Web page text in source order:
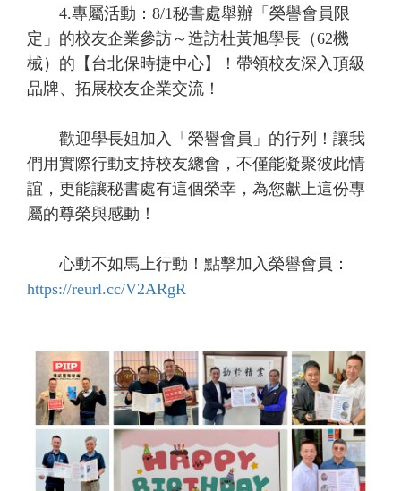
4.專屬活動：8/1秘書處舉辦「榮譽會員限
定」的校友企業參訪～造訪杜黃旭學長（62機
械）的【台北保時捷中心】！帶領校友深入頂級
品牌、拓展校友企業交流！
歡迎學長姐加入「榮譽會員」的行列！讓我
們用實際行動支持校友總會，不僅能凝聚彼此情
誼，更能讓秘書處有這個榮幸，為您獻上這份專
屬的尊榮與感動！
心動不如馬上行動！點擊加入榮譽會員：
https://reurl.cc/V2ARgR